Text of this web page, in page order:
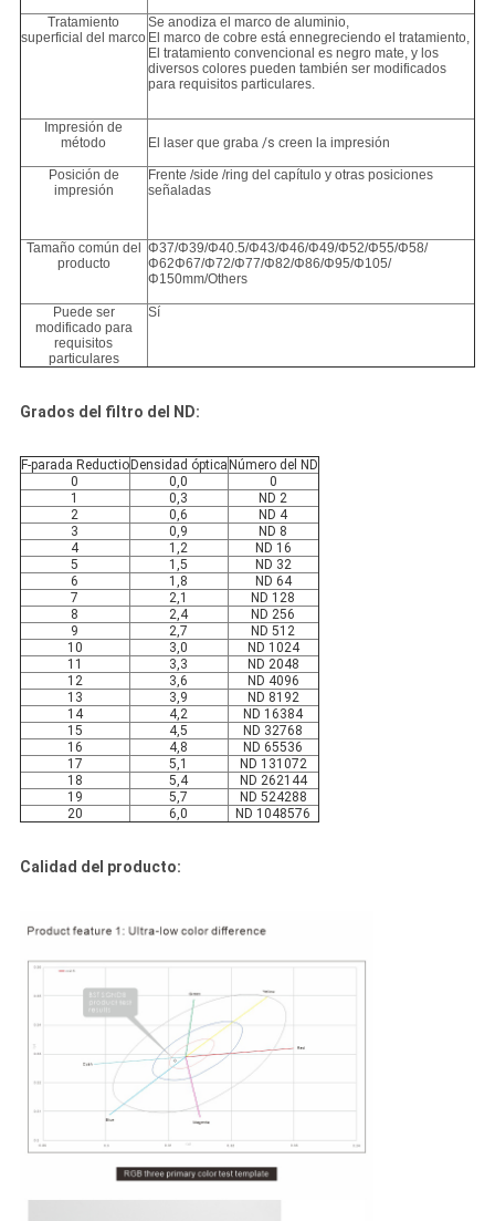
Tratamiento
superficial del marco
Se anodiza el marco de aluminio,
El marco de cobre está ennegreciendo el tratamiento,
El tratamiento convencional es negro mate, y los
diversos colores pueden también ser modificados
para requisitos particulares.
Impresión de
método
El laser que graba/s creen la impresión
Posición de
impresión
Frente /side /ring del capítulo y otras posiciones
señaladas
Tamaño común del
producto
Φ37/Φ39/Φ40.5/Φ43/Φ46/Φ49/Φ52/Φ55/Φ58/
Φ62Φ67/Φ72/Φ77/Φ82/Φ86/Φ95/Φ105/
Φ150mm/Others
Puede ser
modificado para
requisitos
particulares
Sí
Grados del filtro del ND:
F-parada Reductio Densidad óptica Número del ND
0
0,0
0
1
0,3
ND 2
2
0,6
ND 4
3
0,9
ND 8
4
1,2
ND 16
5
1,5
ND 32
6
1,8
ND 64
7
2,1
ND 128
8
2,4
ND 256
9
2,7
ND 512
10
3,0
ND 1024
11
3,3
ND 2048
12
3,6
ND 4096
13
3,9
ND 8192
14
4,2
ND 16384
15
4,5
ND 32768
16
4,8
ND 65536
17
5,1
ND 131072
18
5,4
ND 262144
19
5,7
ND 524288
20
6,0 ND 1048576
Calidad del producto: